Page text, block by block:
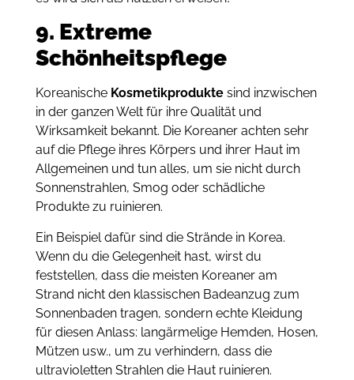
9. Extreme
Schönheitspflege
KoreanischeKosmetikproduktesind inzwischen
in der ganzen Welt für ihre Qualität und
Wirksamkeit bekannt. Die Koreaner achten sehr
auf die Pflege ihres Körpers und ihrer Haut im
Allgemeinen und tun alles, um sie nicht durch
Sonnenstrahlen, Smog oder schädliche
Produkte zu ruinieren.
Ein Beispiel dafür sind die Strände in Korea.
Wenn du die Gelegenheit hast, wirst du
feststellen, dass die meisten Koreaner am
Strand nicht den klassischen Badeanzug zum
Sonnenbaden tragen, sondern echte Kleidung
für diesen Anlass: langärmelige Hemden, Hosen,
Mützen usw., um zu verhindern, dass die
ultravioletten Strahlen die Haut ruinieren.